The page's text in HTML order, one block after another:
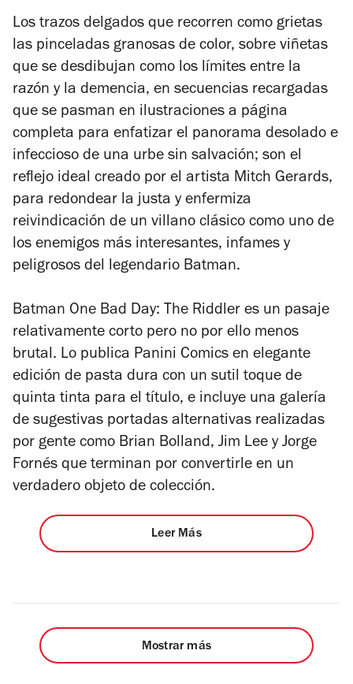
Los trazos delgados que recorren como grietas
las pinceladas granosas de color, sobre viñetas
que se desdibujan como los límites entre la
razón y la demencia, en secuencias recargadas
que se pasman en ilustraciones a página
completa para enfatizar el panorama desolado e
infeccioso de una urbe sin salvación; son el
reflejo ideal creado por el artista Mitch Gerards,
para redondear la justa y enfermiza
reivindicación de un villano clásico como uno de
los enemigos más interesantes, infames y
peligrosos del legendario Batman.
Batman One Bad Day: The Riddler es un pasaje
relativamente corto pero no por ello menos
brutal. Lo publica Panini Comics en elegante
edición de pasta dura con un sutil toque de
quinta tinta para el título, e incluye una galería
de sugestivas portadas alternativas realizadas
por gente como Brian Bolland, Jim Lee y Jorge
Fornés que terminan por convertirle en un
verdadero objeto de colección.
Leer Más
Mostrar más